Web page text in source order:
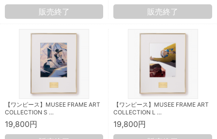
販売終了
販売終了
【ワンピース】MUSEE FRAME ART
COLLECTION S …
19,800円
【ワンピース】MUSEE FRAME ART
COLLECTION L …
19,800円